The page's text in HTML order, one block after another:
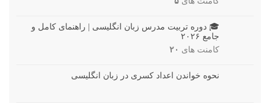
🎓 دوره تربیت مدرس زبان انگلیسی | راهنمای کامل و
جامع ۲۰۲۶
کامنت های ۲۰
نحوه خواندن اعداد کسری در زبان انگلیسی